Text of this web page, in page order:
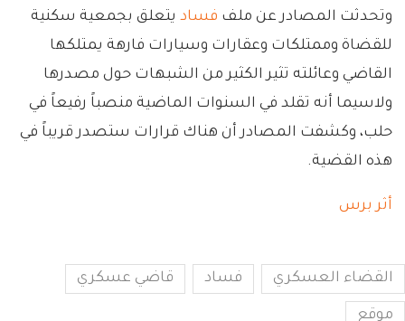
وتحدثت المصادر عن ملف فساد يتعلق بجمعية سكنية
للقضاة وممتلكات وعقارات وسيارات فارهة يمتلكها
القاضي وعائلته تثير الكثير من الشبهات حول مصدرها
ولاسيما أنه تقلد في السنوات الماضية منصباً رفيعاً في
حلب، وكشفت المصادر أن هناك قرارات ستصدر قريباً في
هذه القضية.
أثر برس
القضاء العسكري فساد قاضي عسكري
موقع